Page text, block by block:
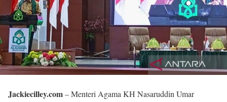
Jackiecilley.com– Menteri Agama KH Nasaruddin Umar